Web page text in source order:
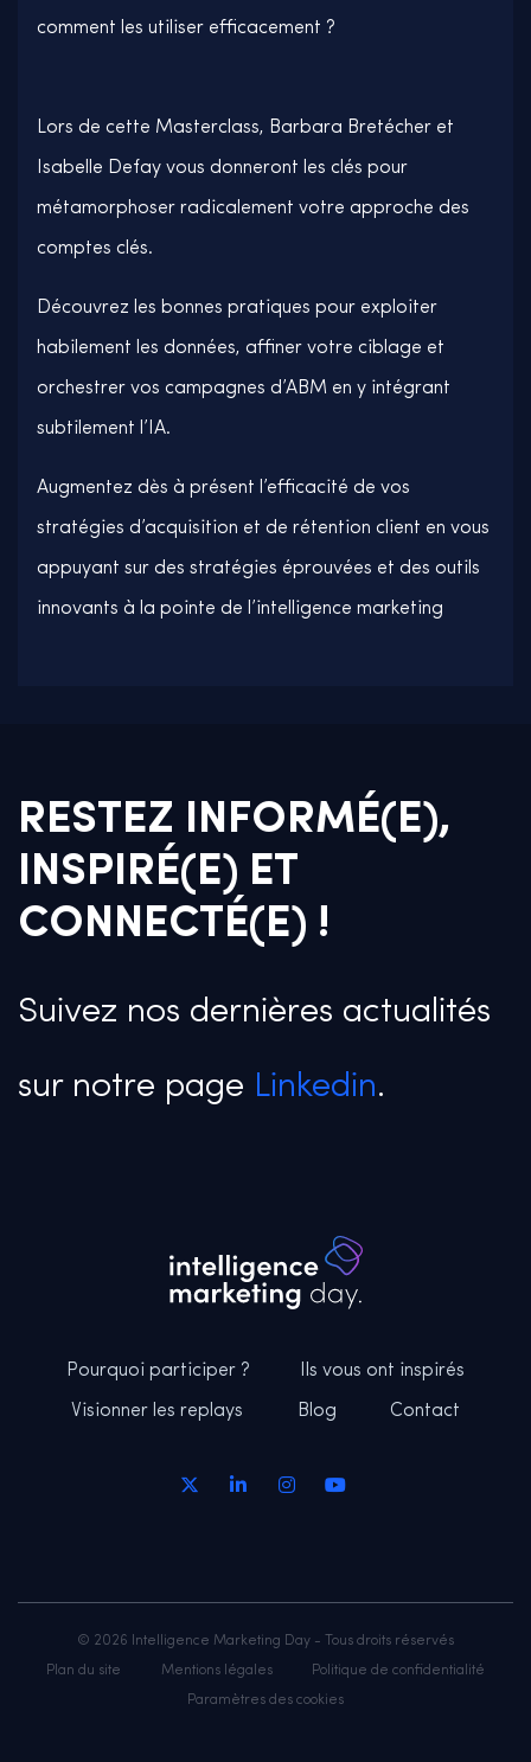
comment les utiliser efficacement ?
Lors de cette Masterclass, Barbara Bretécher et
Isabelle Defay vous donneront les clés pour
métamorphoser radicalement votre approche des
comptes clés.
Découvrez les bonnes pratiques pour exploiter
habilement les données, affiner votre ciblage et
orchestrer vos campagnes d’ABM en y intégrant
subtilement l’IA.
Augmentez dès à présent l’efficacité de vos
stratégies d’acquisition et de rétention client en vous
appuyant sur des stratégies éprouvées et des outils
innovants à la pointe de l’intelligence marketing
RESTEZ INFORMÉ(E),
INSPIRÉ(E) ET
CONNECTÉ(E) !
Suivez nos dernières actualités
sur notre page Linkedin.
Pourquoi participer ? Ils vous ont inspirés
Visionner les replays Blog Contact
© 2026 Intelligence Marketing Day - Tous droits réservés
Plan du site Mentions légales Politique de confidentialité
Paramètres des cookies